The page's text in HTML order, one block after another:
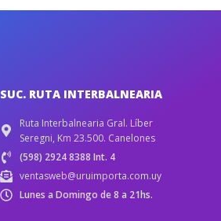
SUC. RUTA INTERBALNEARIA
Ruta Interbalnearia Gral. Líber
Seregni, Km 23.500. Canelones
(598) 2924 8388 Int. 4
ventasweb@uruimporta.com.uy
Lunes a Domingo de 8 a 21hs.